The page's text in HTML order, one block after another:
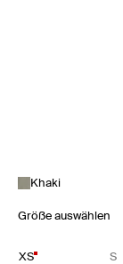
Khaki
Größe auswählen
XS S